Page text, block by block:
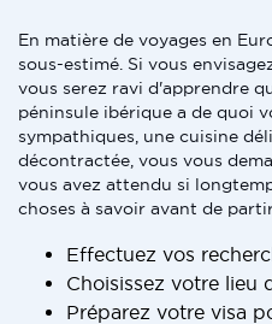
En matière de voyages en
sous-estimé. Si vous
vous serez ravi d'apprendre
péninsule ibérique a de quoi
sympathiques, une cuisine
décontractée, vous vous
vous avez attendu si
choses à savoir avant de
Effectuez vos
Choisissez votre lieu
Préparez votre visa